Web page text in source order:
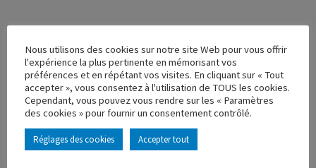
VOITURE
PEUGEOT 404 BREAK TAXI HOTEL DE FRANCE
Réf. : 100264
Rupture de stock
Caractéristique principales :
Nous utilisons des cookies sur notre site Web pour vous offrir
l'expérience la plus pertinente en mémorisant vos
préférences et en répétant vos visites. En cliquant sur « Tout
accepter », vous consentez à l'utilisation de TOUS les cookies.
Cependant, vous pouvez vous rendre sur les « Paramètres
des cookies » pour fournir un consentement contrôlé.
Réglages des cookies Accepter tout